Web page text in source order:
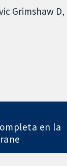
Grimshaw D
en la